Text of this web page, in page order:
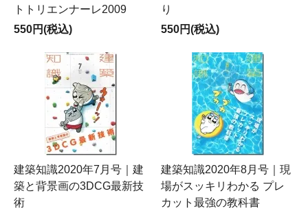
トトリエンナーレ2009
550円(税込)
り
550円(税込)
建築知識2020年7月号｜建
築と背景画の3DCG最新技
術
建築知識2020年8月号｜現
場がスッキリわかる プレ
カット最強の教科書